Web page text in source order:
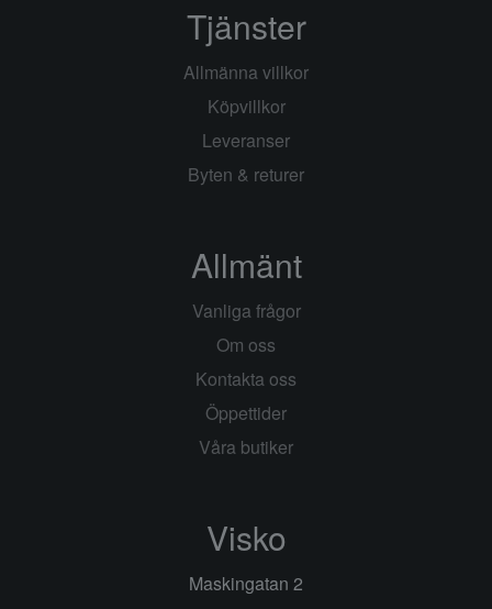
Tjänster
Allmänna villkor
Köpvillkor
Leveranser
Byten & returer
Allmänt
Vanliga frågor
Om oss
Kontakta oss
Öppettider
Våra butiker
Visko
Maskingatan 2